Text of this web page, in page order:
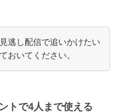
逃し配信で追いかけたい
おいてください。
トで4人まで使える